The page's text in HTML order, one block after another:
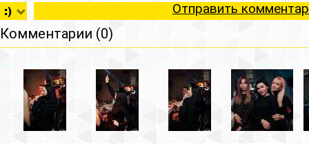
Отправить
Комментарии (0)